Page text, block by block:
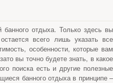
отдыха. Только здесь вы
всего лишь указать все
особенности, которые вам
вы точно будете знать, в какое
поиска есть и другие полезные
банного отдыха в принципе –